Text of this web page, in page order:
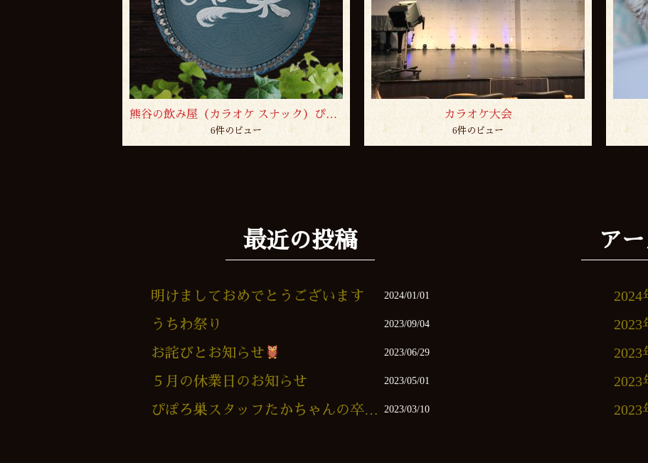
熊谷の飲み屋（カラオケ スナック）ぴぽろ巣でございます。
6件のビュー
カラオケ大会
6件のビュー
最近の投稿
明けましておめでとうございます 2024/01/01
うちわ祭り 2023/09/04
お詫びとお知らせ 2023/06/29
５月の休業日のお知らせ 2023/05/01
ぴぽろ巣スタッフたかちゃんの卒業式 2023/03/10
ア
2024
2023
2023
2023
2023